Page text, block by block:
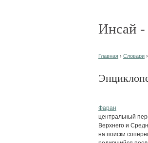
Инсай -
Главная › Словари
Фаран
центральный
Верхнего и
на поиски